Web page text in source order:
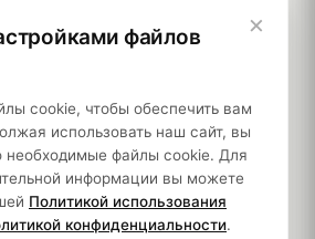
×
файлов
cookie, чтобы обеспечить вам
использовать наш сайт, вы
необходимые файлы cookie. Для
информации вы можете
Политикой использования
конфиденциальности.